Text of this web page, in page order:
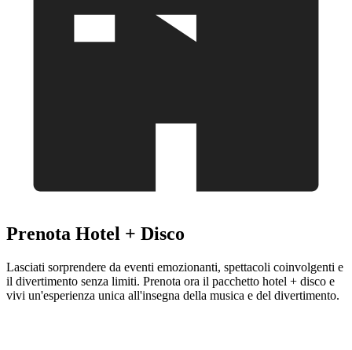
Prenota Hotel + Disco
Lasciati sorprendere da eventi emozionanti, spettacoli coinvolgenti e
il divertimento senza limiti. Prenota ora il pacchetto hotel + disco e
vivi un'esperienza unica all'insegna della musica e del divertimento.